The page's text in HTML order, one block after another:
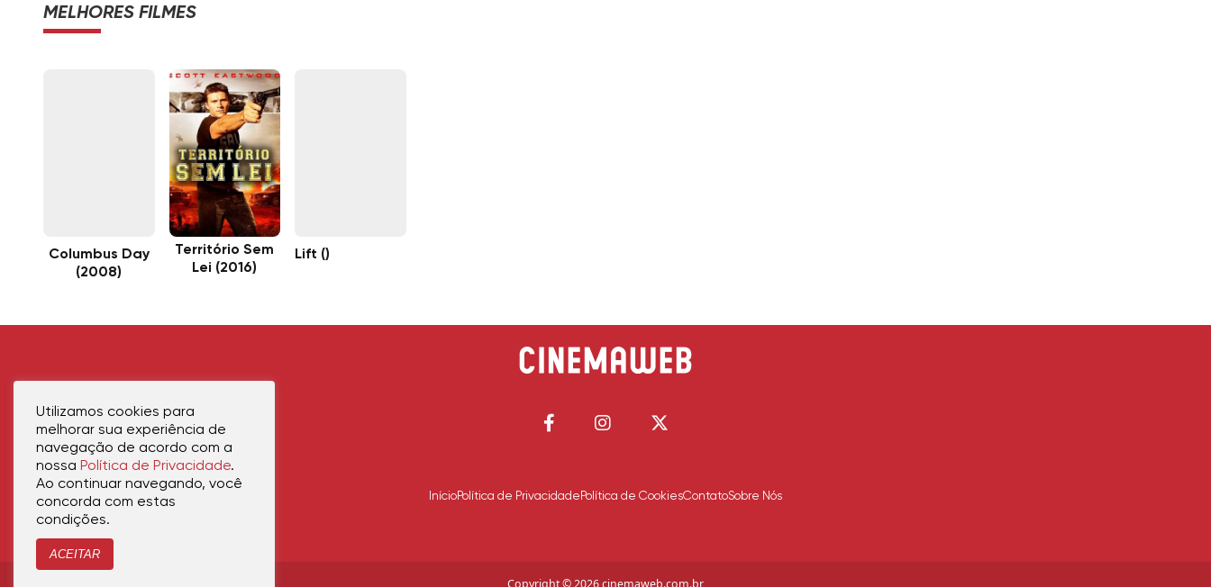
MELHORES FILMES
Columbus Day
(2008)
Território Sem
Lei (2016)
Lift ()
InícioPolítica de Privacidade Política de CookiesContatoSobre Nós
Copyright © 2026 cinemaweb.com.br
Utilizamos cookies para
melhorar sua experiência de
navegação de acordo com a
nossa Política de Privacidade.
Ao continuar navegando, você
concorda com estas
condições.
ACEITAR